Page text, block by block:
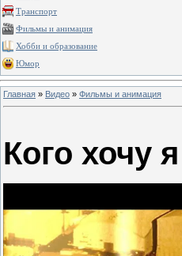
Транспорт
Фильмы и анимация
Хобби и образование
Юмор
Главная » Видео » Фильмы и анимация
Кого хочу